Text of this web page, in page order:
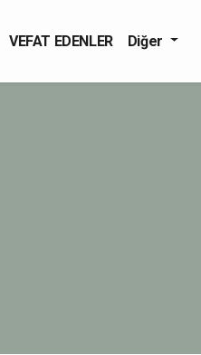
VEFAT EDENLER Diğer